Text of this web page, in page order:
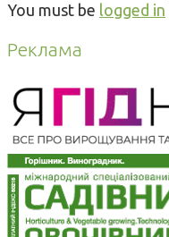
You must be logged in
Реклама